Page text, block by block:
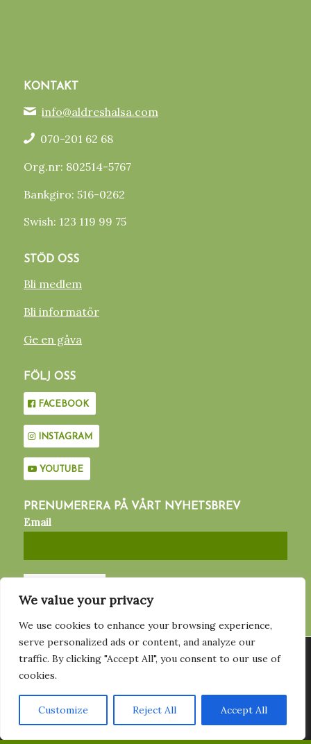
We value your privacy
We use cookies to enhance your browsing experience,
serve personalized ads or content, and analyze our
traffic. By clicking "Accept All", you consent to our use of
cookies.
Customize Reject All Accept All
KONTAKT
info@aldreshalsa.com
070-201 62 68
Org.nr: 802514-5767
Bankgiro: 516-0262
Swish: 123 119 99 75
STÖD OSS
Bli medlem
Bli informatör
Ge en gåva
FÖLJ OSS
FACEBOOK
INSTAGRAM
YOUTUBE
PRENUMERERA PÅ VÅRT NYHETSBREV
Email
MED STÖD AV
Vi använder cookies för att ge dig den bästa upplevelsen på vår
hemsida. Du kan läsa mer om vilka cookies vi använder eller
stänga av dem
Acceptera